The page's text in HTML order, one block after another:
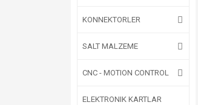
KONNEKTORLER
SALT MALZEME
CNC - MOTION CONTROL
ELEKTRONIK KARTLAR